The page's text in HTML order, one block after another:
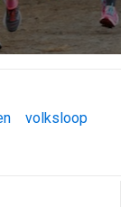
volksloop